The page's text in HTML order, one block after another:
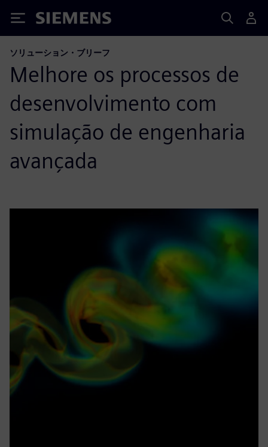
Siemens
ソリューション・ブリーフ
Melhore os processos de
desenvolvimento com
simulação de engenharia
avançada